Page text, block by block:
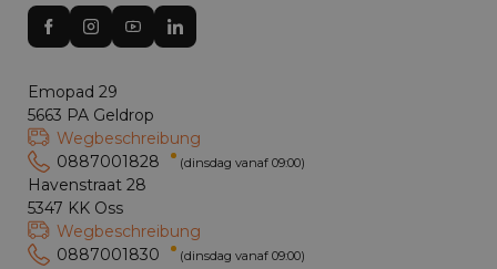
Emopad 29
5663 PA Geldrop
Wegbeschreibung
0887001828
(dinsdag vanaf 09:00)
Havenstraat 28
5347 KK Oss
Wegbeschreibung
0887001830
(dinsdag vanaf 09:00)